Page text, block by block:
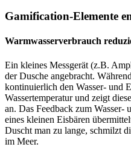
Gamification-Elemente
Warmwasserverbrauch
Ein kleines Messgerät (z.B.
der Dusche angebracht.
kontinuierlich den Wasser- und
Wassertemperatur und zeigt
an. Das Feedback zum
eines kleinen Eisbären
Duscht man zu lange, schmilzt
im Meer.